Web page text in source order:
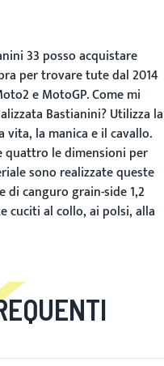
33 posso acquistare
per trovare tute dal 2014
e MotoGP.Come mi
Bastianini?Utilizza la
la manica e il cavallo.
quattro le dimensioni per
sono realizzate queste
canguro grain-side 1,2
cuciti al collo, ai polsi, alla